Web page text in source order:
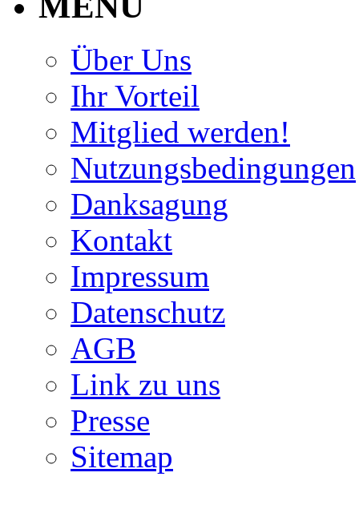
Über Uns
Ihr Vorteil
Mitglied werden!
Nutzungsbedingungen
Danksagung
Kontakt
Impressum
Datenschutz
AGB
Link zu uns
Presse
Sitemap